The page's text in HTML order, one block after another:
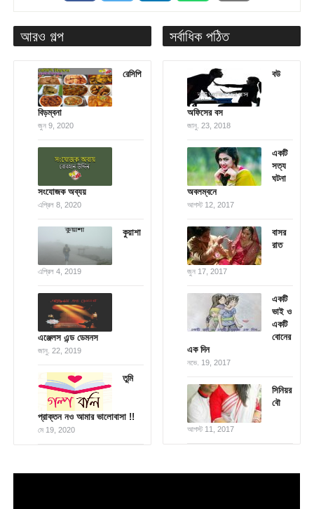
আরও গল্প
রেসিপি
বিড়ম্বনা
জুন 9, 2020
সংযোজক অব্যয়
এপ্রিল 8, 2020
কুয়াশা
এপ্রিল 4, 2019
এঞ্জেলস এন্ড ডেমনস
জানু. 22, 2019
তুমি
প্রাক্তন নও আমার ভালোবাসা !!
মে 19, 2020
সর্বাধিক পঠিত
বউ
অফিসের বস
জানু. 23, 2018
একটি
সত্য
ঘটনা
অবলম্বনে
আগস্ট 12, 2017
বাসর
রাত
জুন 17, 2017
একটি
ভাই ও
একটি
বোনের
এক দিন
নভে. 19, 2017
সিনিয়র
বৌ
আগস্ট 11, 2017